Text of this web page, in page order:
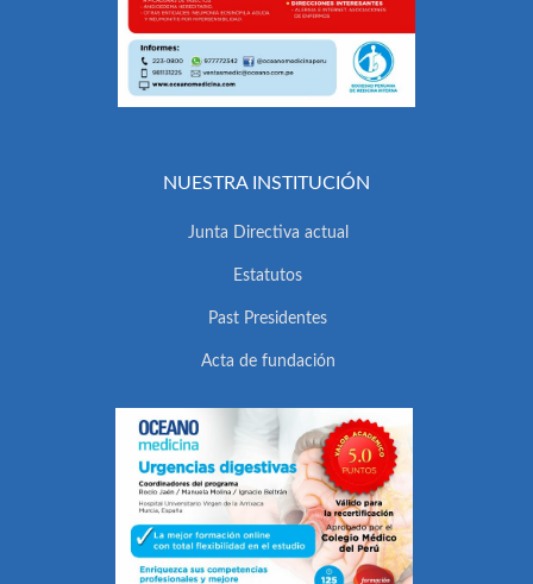
NUESTRA INSTITUCIÓN
Junta Directiva actual
Estatutos
Past Presidentes
Acta de fundación